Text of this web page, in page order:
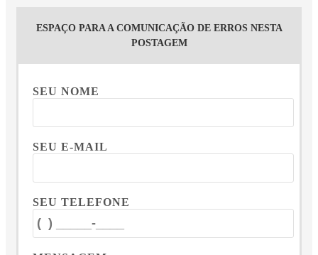
ESPAÇO PARA A COMUNICAÇÃO DE ERROS NESTA
POSTAGEM
SEU NOME
SEU E-MAIL
SEU TELEFONE